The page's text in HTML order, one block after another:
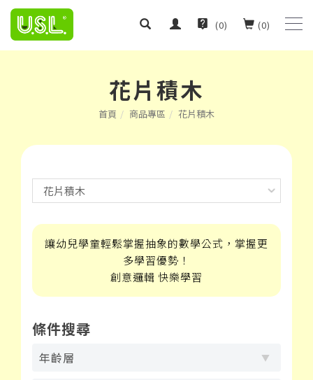
(0)
(0)
花片積木
首頁 商品專區 花片積木
讓幼兒學童輕鬆掌握抽象的數學公式，掌握更
多學習優勢！
創意邏輯 快樂學習
條件搜尋
年齡層